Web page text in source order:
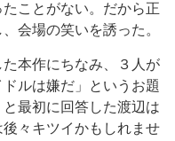
ことがない。だから正
会場の笑いを誘った。
本作にちなみ、３人が
ルは嫌だ」というお題
最初に回答した渡辺は
後々キツイかもしれませ